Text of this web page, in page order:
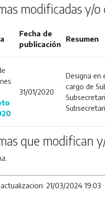
modificadas y/
Fecha de
publicación
Resumen
31/01/2020
Designa en
cargo de
que modifican
21/03/2024 19:03